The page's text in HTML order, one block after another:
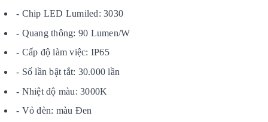
- Chip LED Lumiled: 3030
- Quang thông: 90 Lumen/W
- Cấp độ làm việc: IP65
- Số lần bật tắt: 30.000 lần
- Nhiệt độ màu: 3000K
- Vỏ đèn: màu Đen